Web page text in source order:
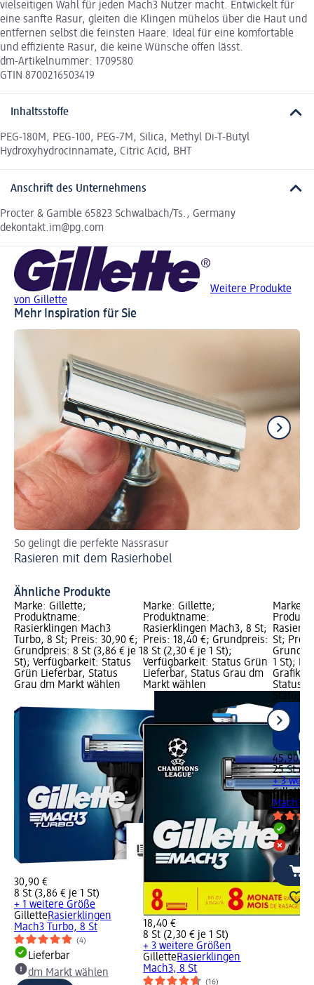
vielseitigen Wahl für jeden Mach3 Nutzer macht. Entwickelt für
eine sanfte Rasur, gleiten die Klingen mühelos über die Haut und
entfernen selbst die feinsten Haare. Ideal für eine komfortable
und effiziente Rasur, die keine Wünsche offen lässt.
dm-Artikelnummer: 1709580
GTIN 8700216503419
Inhaltsstoffe
PEG-180M, PEG-100, PEG-7M, Silica, Methyl Di-T-Butyl
Hydroxyhydrocinnamate, Citric Acid, BHT
Anschrift des Unternehmens
Procter & Gamble 65823 Schwalbach/Ts., Germany
dekontakt.im@pg.com
Weitere Produkte
von Gillette
Mehr Inspiration für Sie
So gelingt die perfekte Nassrasur
Rasieren mit dem Rasierhobel
Ähnliche Produkte
Marke: Gillette;
Produktname:
Rasierklingen Mach3
Turbo, 8 St; Preis: 30,90 €;
Grundpreis: 8 St (3,86 € je 1
St); Verfügbarkeit: Status
Grün Lieferbar, Status
Grau dm Markt wählen
30,90 €
8 St (3,86 € je 1 St)
+ 1 weitere Größe
GilletteRasierklingen
Mach3 Turbo, 8 St
(4)
Lieferbar
dm Markt wählen
Marke: Gillette;
Produktname:
Rasierklingen Mach3, 8 St;
Preis: 18,40 €; Grundpreis:
8 St (2,30 € je 1 St);
Verfügbarkeit: Status Grün
Lieferbar, Status Grau dm
Markt wählen
18,40 €
8 St (2,30 € je 1 St)
+ 3 weitere Größen
GilletteRasierklingen
Mach3, 8 St
(16)
Marke:
St;
1 St);
Grafik;
Status
Status
45,90 €
25 St
+ 3
Gillette
Mach3,
Alle